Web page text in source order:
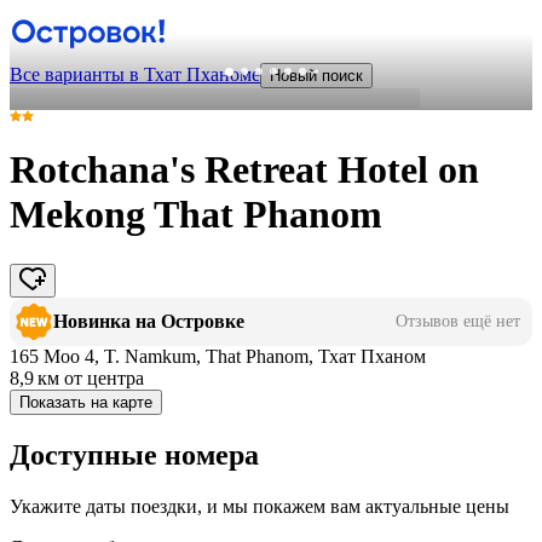
Все варианты в Тхат Пханоме Новый поиск
Rotchana's Retreat Hotel on
Mekong That Phanom
Новинка на Островке Отзывов ещё нет
165 Moo 4, T. Namkum, That Phanom, Тхат Пханом
8,9 км от центра
Показать на карте
Доступные номера
Укажите даты поездки, и мы покажем вам актуальные цены